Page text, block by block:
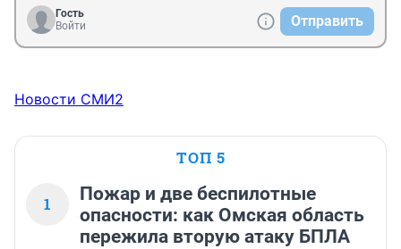
Гость
Войти
Отправить
Новости СМИ2
ТОП 5
1
Пожар и две беспилотные
опасности: как Омская область
пережила вторую атаку БПЛА